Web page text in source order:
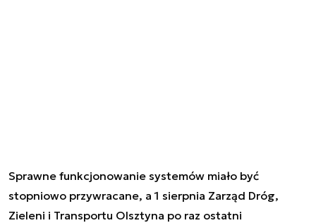
Sprawne funkcjonowanie systemów miało być
stopniowo przywracane, a 1 sierpnia Zarząd Dróg,
Zieleni i Transportu Olsztyna po raz ostatni